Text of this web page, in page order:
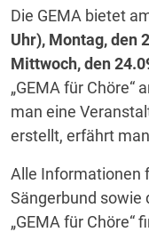
Die GEMA bietet
Uhr), Montag, den
Mittwoch, den
„GEMA für Chöre“
man eine
erstellt, erfährt
Alle Informationen
Sängerbund sowie
„GEMA für Chöre“